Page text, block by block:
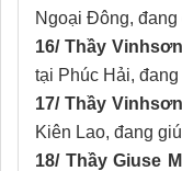
Ngoại Đông,
16/ Thầy
tại Phúc Hải,
17/ Thầy
Kiên Lao, đang
18/ Thầy Giuse